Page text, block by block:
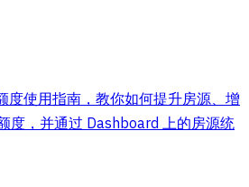
度使用指南，教你如何提升房源、增
度，并通过 Dashboard 上的房源统